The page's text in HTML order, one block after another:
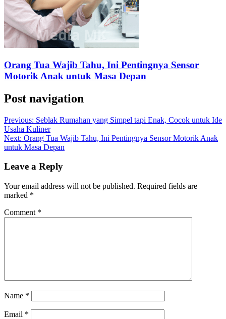
Orang Tua Wajib Tahu, Ini Pentingnya Sensor
Motorik Anak untuk Masa Depan
Post navigation
Previous: Seblak Rumahan yang Simpel tapi Enak, Cocok untuk Ide
Usaha Kuliner
Next: Orang Tua Wajib Tahu, Ini Pentingnya Sensor Motorik Anak
untuk Masa Depan
Leave a Reply
Your email address will not be published. Required fields are
marked *
Comment *
Name *
Email *